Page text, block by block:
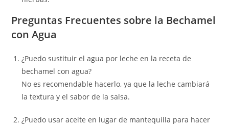
Preguntas Frecuentes sobre la Bechamel
con Agua
¿Puedo sustituir el agua por leche en la receta de
bechamel con agua?
No es recomendable hacerlo, ya que la leche cambiará
la textura y el sabor de la salsa.
¿Puedo usar aceite en lugar de mantequilla para hacer